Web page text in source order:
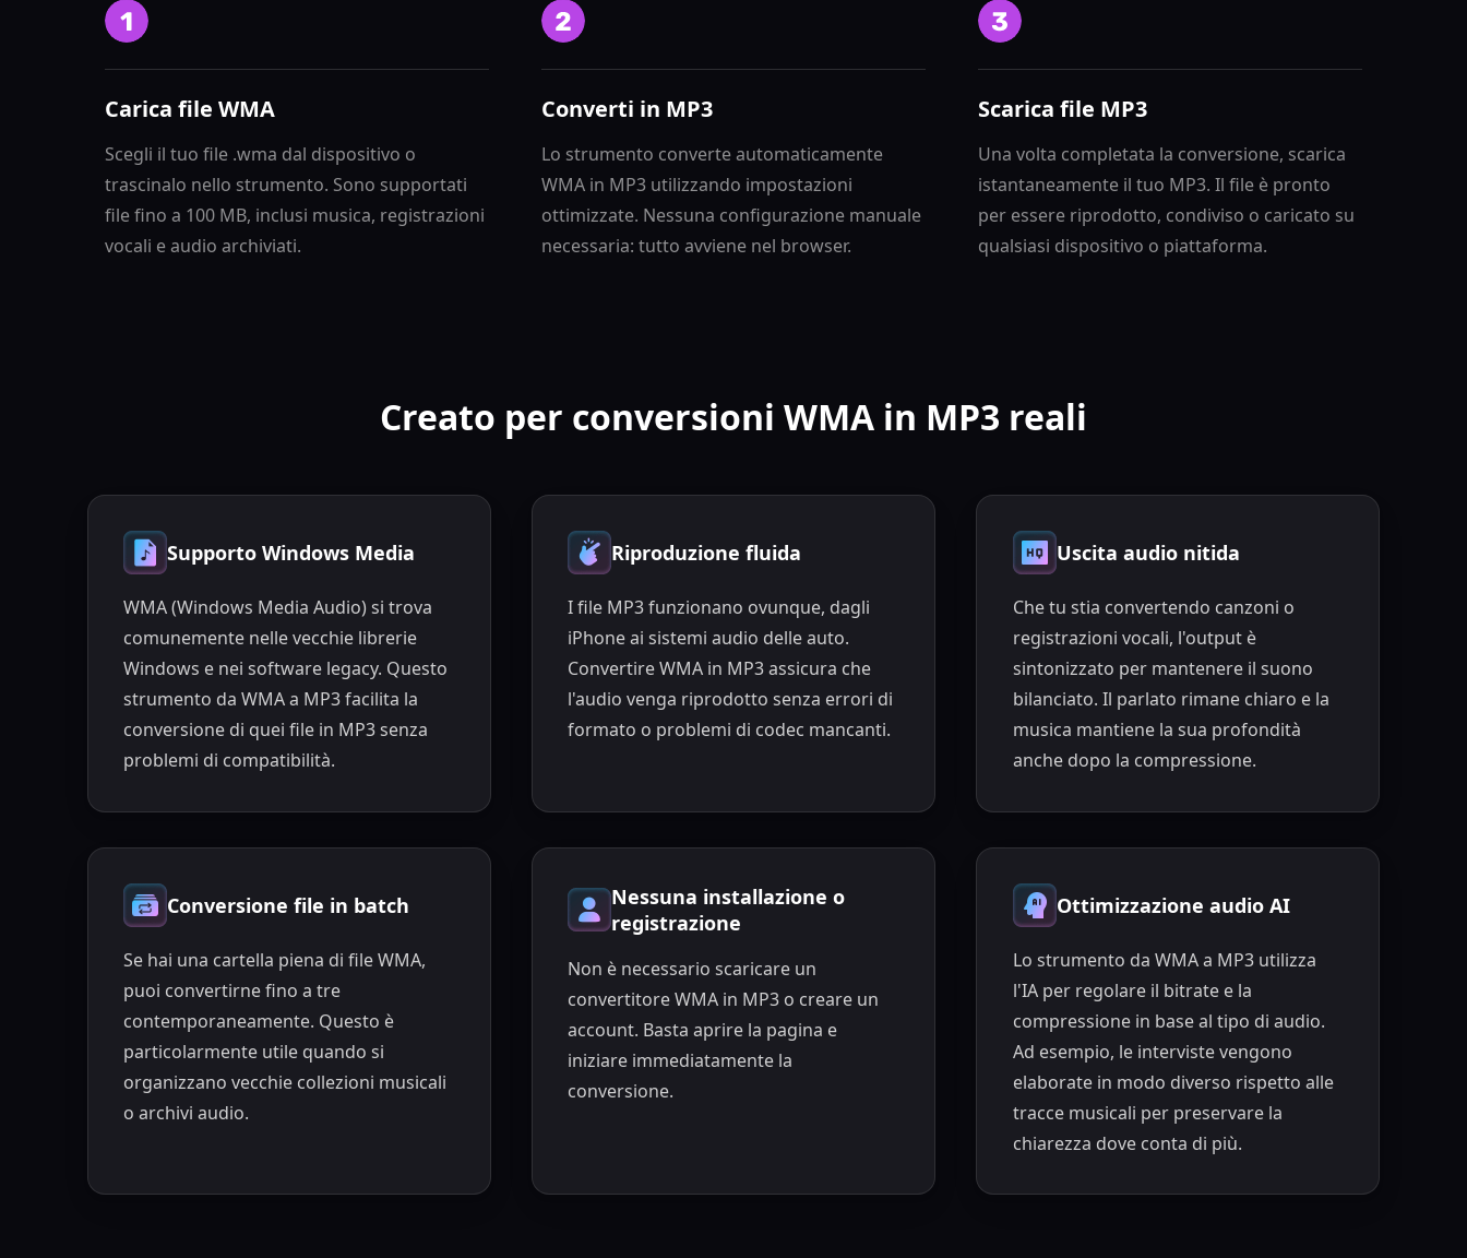
Carica file WMA
Scegli il tuo file .wma dal dispositivo o
trascinalo nello strumento. Sono supportati
file fino a 100 MB, inclusi musica, registrazioni
vocali e audio archiviati.
Converti in MP3
Lo strumento converte automaticamente
WMA in MP3 utilizzando impostazioni
ottimizzate. Nessuna configurazione manuale
necessaria: tutto avviene nel browser.
Scarica file MP3
Una volta completata la conversione, scarica
istantaneamente il tuo MP3. Il file è pronto
per essere riprodotto, condiviso o caricato su
qualsiasi dispositivo o piattaforma.
Creato per conversioni WMA in MP3 reali
Supporto Windows Media
WMA (Windows Media Audio) si trova
comunemente nelle vecchie librerie
Windows e nei software legacy. Questo
strumento da WMA a MP3 facilita la
conversione di quei file in MP3 senza
problemi di compatibilità.
Riproduzione fluida
I file MP3 funzionano ovunque, dagli
iPhone ai sistemi audio delle auto.
Convertire WMA in MP3 assicura che
l'audio venga riprodotto senza errori di
formato o problemi di codec mancanti.
Uscita audio nitida
Che tu stia convertendo canzoni o
registrazioni vocali, l'output è
sintonizzato per mantenere il suono
bilanciato. Il parlato rimane chiaro e la
musica mantiene la sua profondità
anche dopo la compressione.
Conversione file in batch
Se hai una cartella piena di file WMA,
puoi convertirne fino a tre
contemporaneamente. Questo è
particolarmente utile quando si
organizzano vecchie collezioni musicali
o archivi audio.
Nessuna installazione o
registrazione
Non è necessario scaricare un
convertitore WMA in MP3 o creare un
account. Basta aprire la pagina e
iniziare immediatamente la
conversione.
Ottimizzazione audio AI
Lo strumento da WMA a MP3 utilizza
l'IA per regolare il bitrate e la
compressione in base al tipo di audio.
Ad esempio, le interviste vengono
elaborate in modo diverso rispetto alle
tracce musicali per preservare la
chiarezza dove conta di più.